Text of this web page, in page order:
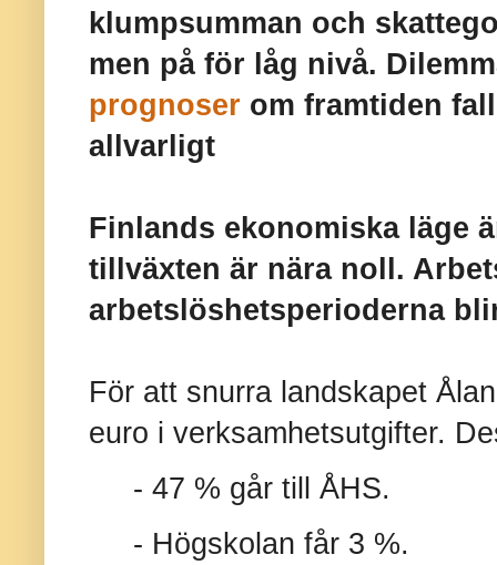
klumpsumman och
men på för låg nivå.
prognoser om framtiden
allvarligt
Finlands ekonomiska läge
tillväxten är nära noll.
arbetslöshetsperioderna
För att snurra landskapet
euro i verksamhetsutgifter.
- 47 % går till ÅHS.
- Högskolan får 3 %.